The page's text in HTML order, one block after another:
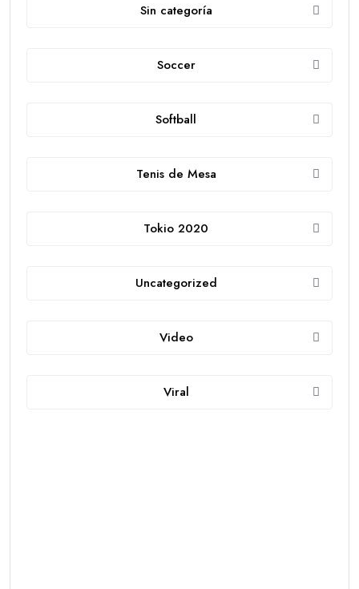
Sin categoría
Soccer
Softball
Tenis de Mesa
Tokio 2020
Uncategorized
Video
Viral